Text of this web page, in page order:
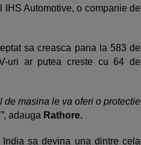
IHS Automotive, o companie de
sa creasca pana la 583 de
uri ar putea creste cu 64 de
de masina le va oferi o protectie
, adauga Rathore.
sa devina una dintre cela